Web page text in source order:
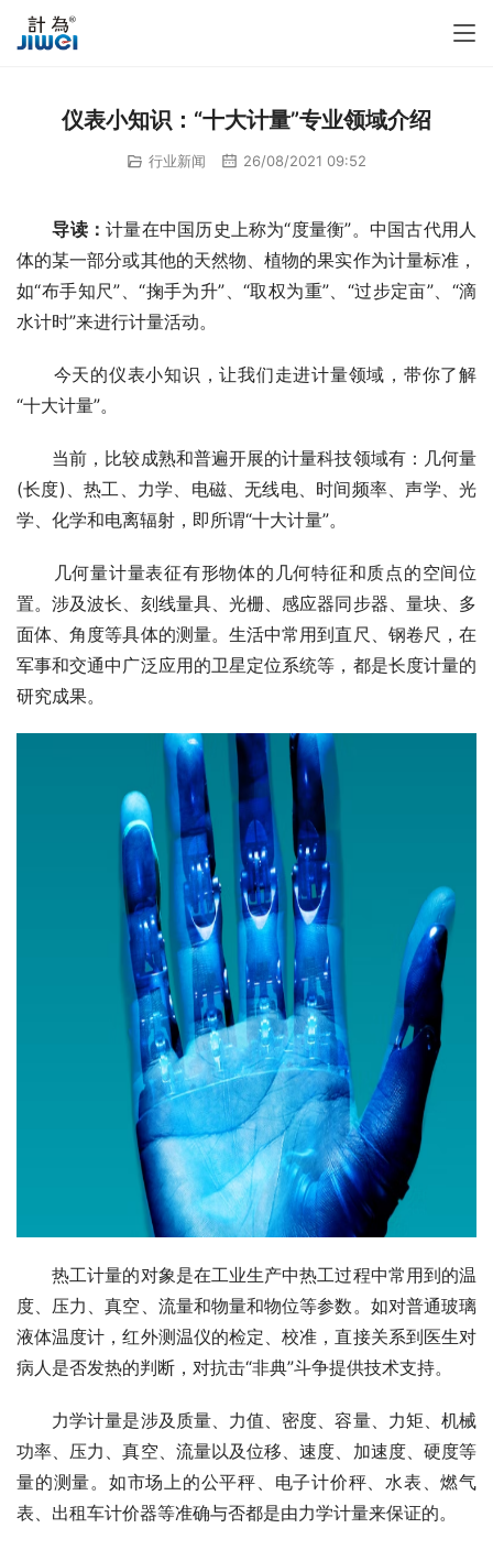
仪表小知识：“十大计量”专业领域介绍
行业新闻 26/08/2021 09:52
导读：计量在中国历史上称为“度量衡”。中国古代用人
体的某一部分或其他的天然物、植物的果实作为计量标准，
如“布手知尺”、“掬手为升”、“取权为重”、“过步定亩”、“滴
水计时”来进行计量活动。
今天的仪表小知识，让我们走进计量领域，带你了解
“十大计量”。
当前，比较成熟和普遍开展的计量科技领域有：几何量
(长度)、热工、力学、电磁、无线电、时间频率、声学、光
学、化学和电离辐射，即所谓“十大计量”。
几何量计量表征有形物体的几何特征和质点的空间位
置。涉及波长、刻线量具、光栅、感应器同步器、量块、多
面体、角度等具体的测量。生活中常用到直尺、钢卷尺，在
军事和交通中广泛应用的卫星定位系统等，都是长度计量的
研究成果。
热工计量的对象是在工业生产中热工过程中常用到的温
度、压力、真空、流量和物量和物位等参数。如对普通玻璃
液体温度计，红外测温仪的检定、校准，直接关系到医生对
病人是否发热的判断，对抗击“非典”斗争提供技术支持。
力学计量是涉及质量、力值、密度、容量、力矩、机械
功率、压力、真空、流量以及位移、速度、加速度、硬度等
量的测量。如市场上的公平秤、电子计价秤、水表、燃气
表、出租车计价器等准确与否都是由力学计量来保证的。